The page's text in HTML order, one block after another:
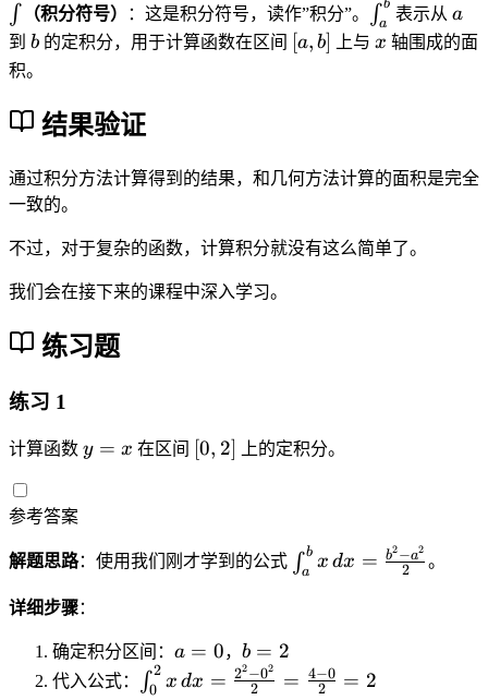
=
\
m
_
{i
=
1
}
^
{
}
(
i
\
d
t
r
a
c
{
c
{
b
-
a
}
n
}
+
i
\
d
t
\f
r
a
c
{
b
a
{
n
}
+
\f
r
c
{
b
-
)
^
}
{
n
^
2
\
d
}
{
n
^
2
}
c
d
t
\
fr
a
c
n
n
+
1
)
}
2
)
+
a
{
-
a
)
}
o
a
c
b
x
\,
d
x
\
fr
c
{
b
^
2
a
2
}
{
2
}
\
i
n
t
∫ （积分符号） ：这是积分符号，读作”积分”。
\
i
b
∫a
b
表示从 a
a
到 b
b 的定积分，用于计算函数在区间 [[a, b] 上与x
x 轴围成的面
积。
结果验证
通过积分方法计算得到的结果，和几何方法计算的面积是完全
一致的。
不过，对于复杂的函数，计算积分就没有这么简单了。
我们会在接下来的课程中深入学习。
练习题
练习 1
计算函数 y
y = x 在区间 [
]
[0, 2] 上的定积分。
参考答案
解题思路：使用我们刚才学到的公式 \i
n
^
∫a
b
x dx = 2
b2−a2
。
详细步骤：
确定积分区间： a
=
a = 0， b
=
b = 2
代入公式：
\i
∫0
2
x dx = 2
22−02 = 2
4−0 = 2